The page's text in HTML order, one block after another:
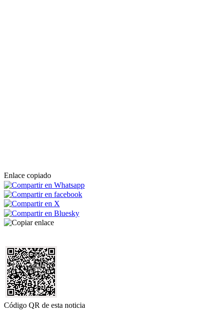
Enlace copiado
Código QR de esta noticia